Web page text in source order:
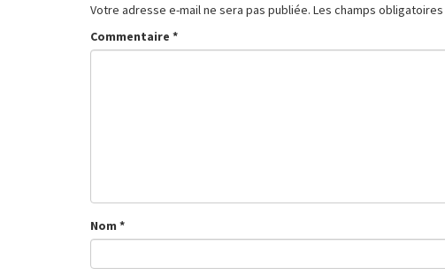
Votre adresse e-mail ne sera pas publiée. Les champs
Commentaire *
Nom *